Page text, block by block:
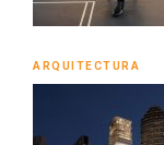
ARQUITECTURA